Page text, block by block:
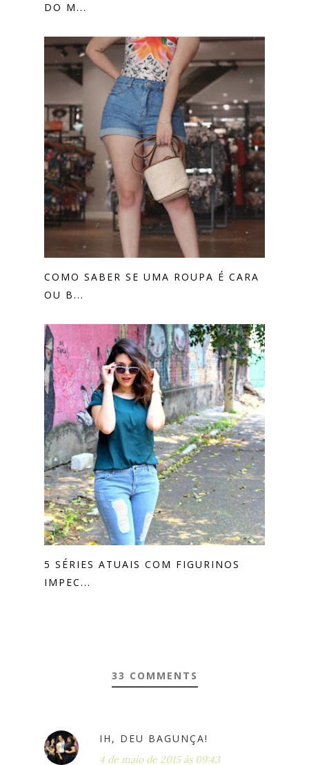
DO M...
COMO SABER SE UMA ROUPA É CARA
OU B...
5 SÉRIES ATUAIS COM FIGURINOS
IMPEC...
33 COMMENTS
IH, DEU BAGUNÇA!
4 de maio de 2015 às 09:43